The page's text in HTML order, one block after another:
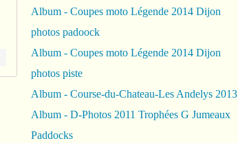
Album - Coupes moto Légende 2014 Dijon
photos padoock
Album - Coupes moto Légende 2014 Dijon
photos piste
Album - Course-du-Chateau-Les Andelys 2013
Album - D-Photos 2011 Trophées G Jumeaux
Paddocks